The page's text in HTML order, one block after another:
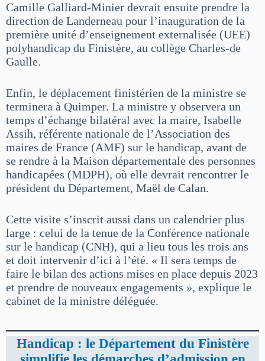
Camille Galliard-Minier devrait ensuite prendre la
direction de Landerneau pour l’inauguration de la
première unité d’enseignement externalisée (UEE)
polyhandicap du Finistère, au collège Charles-de
Gaulle.
Enfin, le déplacement finistérien de la ministre se
terminera à Quimper. La ministre y observera un
temps d’échange bilatéral avec la maire, Isabelle
Assih, référente nationale de l’Association des
maires de France (AMF) sur le handicap, avant de
se rendre à la Maison départementale des personnes
handicapées (MDPH), où elle devrait rencontrer le
président du Département, Maël de Calan.
Cette visite s’inscrit aussi dans un calendrier plus
large : celui de la tenue de la Conférence nationale
sur le handicap (CNH), qui a lieu tous les trois ans
et doit intervenir d’ici à l’été. « Il sera temps de
faire le bilan des actions mises en place depuis 2023
et prendre de nouveaux engagements », explique le
cabinet de la ministre déléguée.
Handicap : le Département du Finistère